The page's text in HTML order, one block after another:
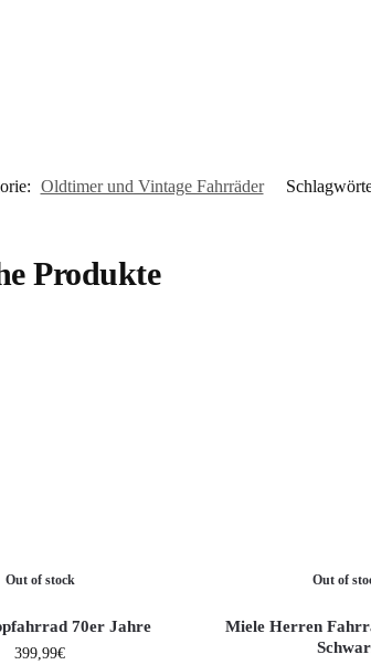
Oldtimer und Vintage Fahrräder
Produkte
Out of stock
70er Jahre
399,99€
Out of
Miele Herren